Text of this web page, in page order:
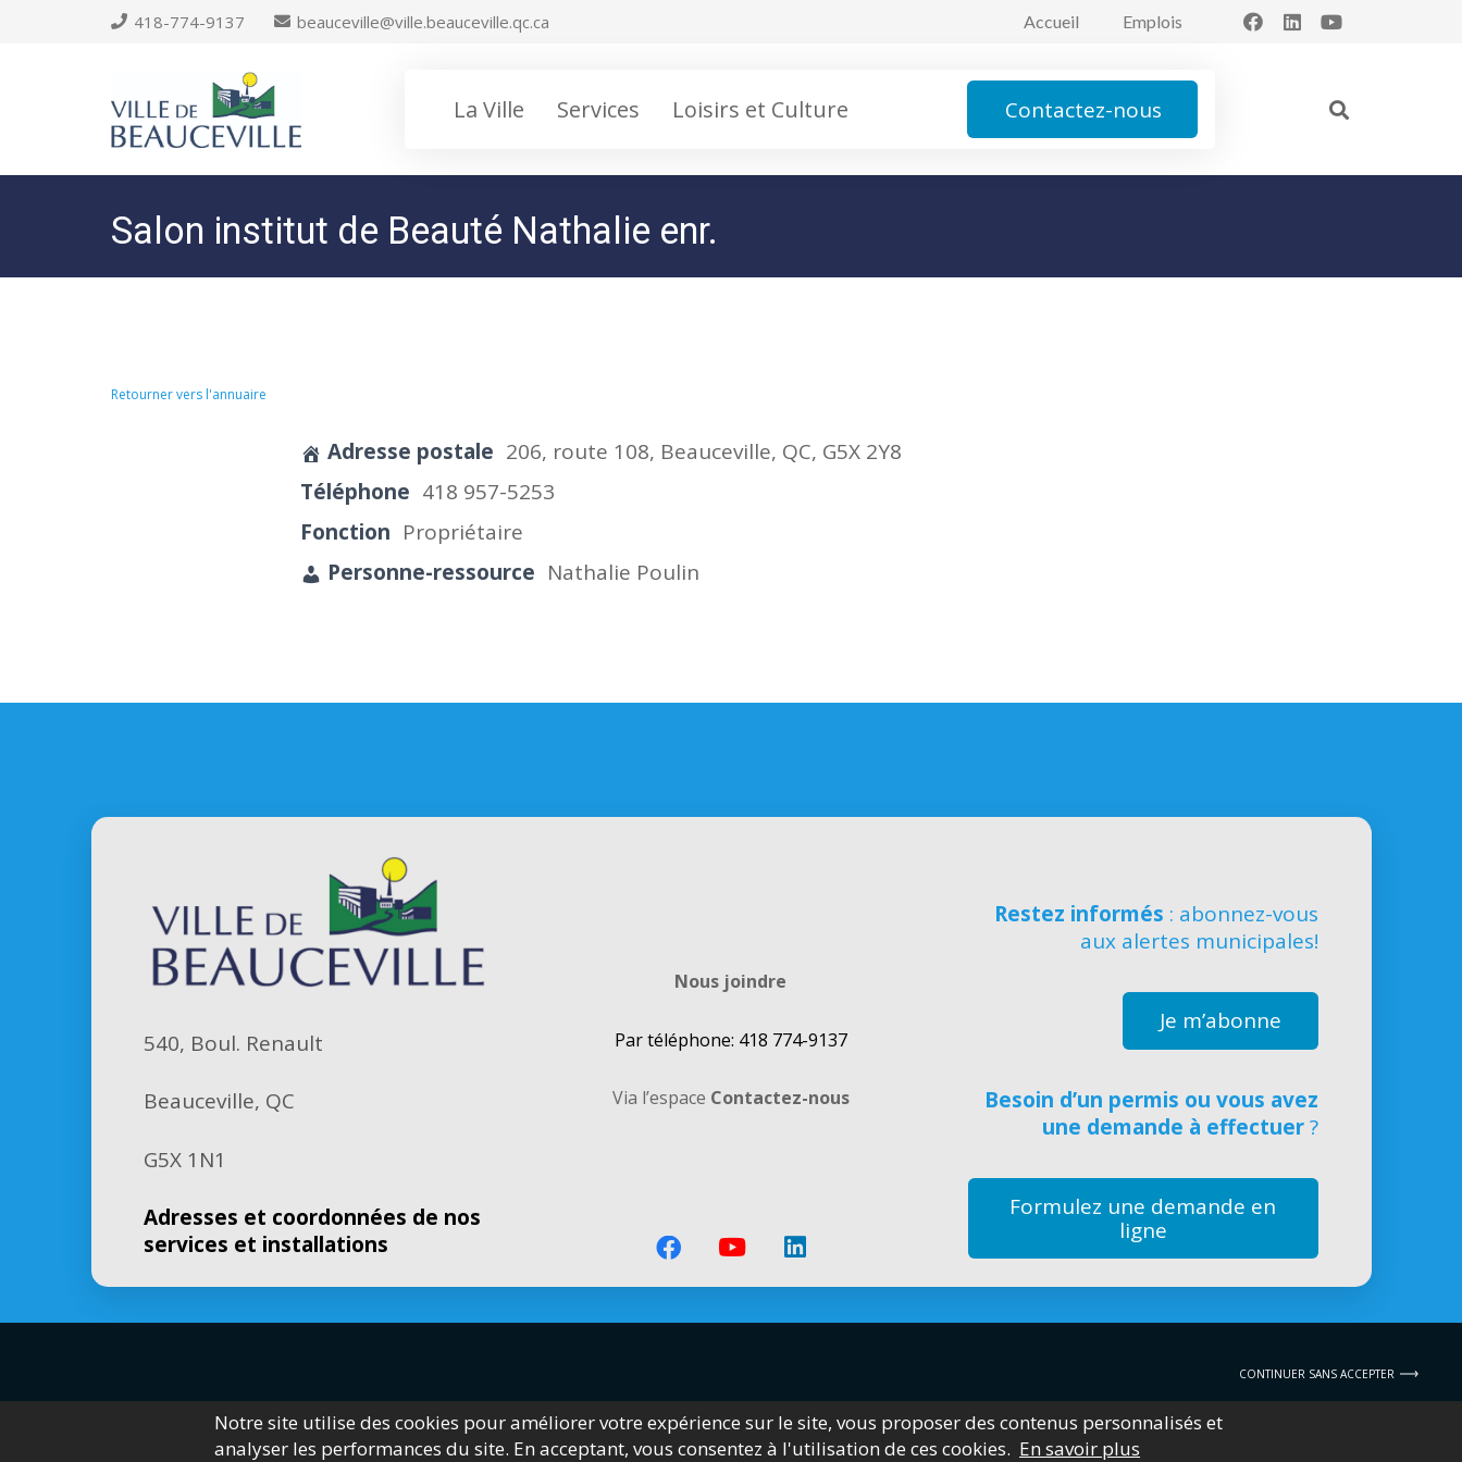
CONTINUER SANS ACCEPTER
Notre site utilise des cookies pour améliorer votre expérience sur le site, vous proposer des contenus personnalisés et
analyser les performances du site. En acceptant, vous consentez à l'utilisation de ces cookies. En savoir plus
418-774-9137 beauceville@ville.beauceville.qc.ca Accueil Emplois
La Ville Services Loisirs et Culture Contactez-nous
Salon institut de Beauté Nathalie enr.
Retourner vers l'annuaire
Adresse postale 206, route 108, Beauceville, QC, G5X 2Y8
Téléphone 418 957-5253
Fonction Propriétaire
Personne-ressource Nathalie Poulin
540, Boul. Renault
Beauceville, QC
G5X 1N1
Adresses et coordonnées de nos
services et installations
Nous joindre
Par téléphone: 418 774-9137
Via l’espace Contactez-nous
Restez informés : abonnez-vous
aux alertes municipales!
Je m’abonne
Besoin d’un permis ou vous avez
une demande à effectuer?
Formulez une demande en
ligne